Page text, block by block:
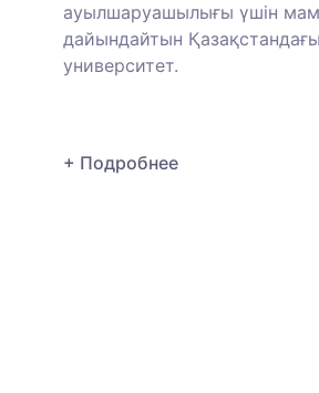
ауылшаруашылығы үшін
дайындайтын
университет.
+ Подробнее